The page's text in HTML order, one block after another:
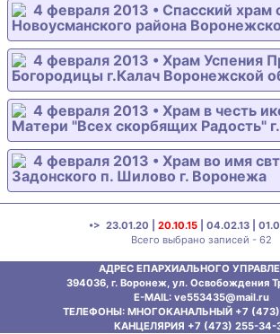
4 февраля 2013 • Спасский храм
Новоусманского района
4 февраля 2013 • Храм Успения
Богородицы г.Калач Воронежской
4 февраля 2013 • Храм в честь
Матери "Всех скорбящих Радость"
4 февраля 2013 • Храм во имя
Задонского п. Шилово г. Воронежа
•> 23.01.20 20.10.15| 04.02.13|
Всего выбрано записей - 62
АДРЕС ЕПАРХИАЛЬНОГО
394036, г. Воронеж, ул. Освобождения
E-MAIL: ve553435@mаil.ru
ТЕЛЕФОНЫ: МНОГОКАНАЛЬНЫЙ +7 (473)
КАНЦЕЛЯРИЯ +7 (473) 255-34-